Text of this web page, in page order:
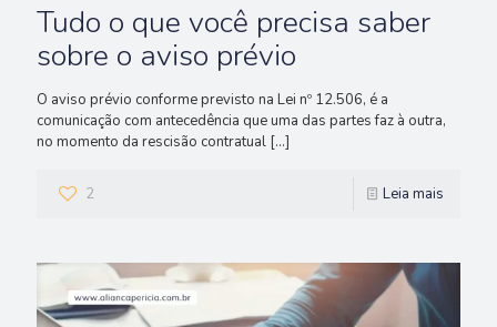
Tudo o que você precisa saber
sobre o aviso prévio
O aviso prévio conforme previsto na Lei nº 12.506, é a
comunicação com antecedência que uma das partes faz à outra,
no momento da rescisão contratual […]
2 Leia mais